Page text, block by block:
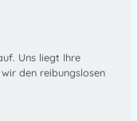
Uns liegt Ihre
den reibungslosen